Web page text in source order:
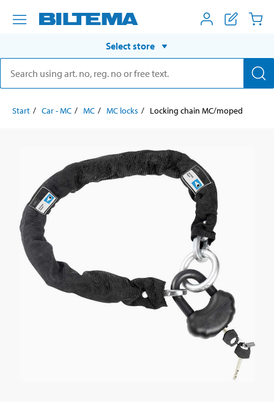
Select store
Start Car - MC MC MC locks Locking chain MC/moped